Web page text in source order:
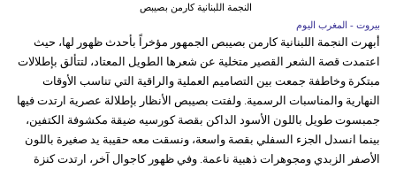
النجمة اللبنانية كارمن بصيبص
بيروت - المغرب اليوم
أبهرت النجمة اللبنانية كارمن بصيبص الجمهور مؤخراً بأحدث ظهور لها، حيث
اعتمدت قصة الشعر القصير متخلية عن شعرها الطويل المعتاد، لتتألق بإطلالات
مبتكرة وخاطفة جمعت بين التصاميم العملية والراقية التي تناسب الأوقات
النهارية والمناسبات الرسمية. ولفتت بصيبص الأنظار بإطلالة عصرية ارتدت فيها
جمبسوت طويل باللون الأسود الداكن بقصة كورسيه ضيقة مكشوفة الكتفين،
بينما انسدل الجزء السفلي بقصة واسعة، ونسقت معه حقيبة يد صغيرة باللون
الأصفر الزبدي ومجوهرات ذهبية ناعمة. وفي ظهور كاجوال آخر، ارتدت كنزة